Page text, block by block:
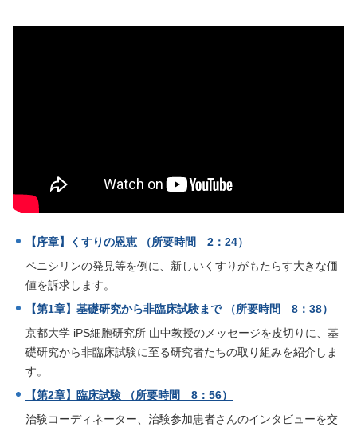
【序章】くすりの恩恵 （所要時間 2：24）
ペニシリンの発見等を例に、新しいくすりがもたらす大きな価
値を訴求します。
【第1章】基礎研究から非臨床試験まで （所要時間 8：38）
京都大学 iPS細胞研究所 山中教授のメッセージを皮切りに、基
礎研究から非臨床試験に至る研究者たちの取り組みを紹介しま
す。
【第2章】臨床試験 （所要時間 8：56）
治験コーディネーター、治験参加患者さんのインタビューを交